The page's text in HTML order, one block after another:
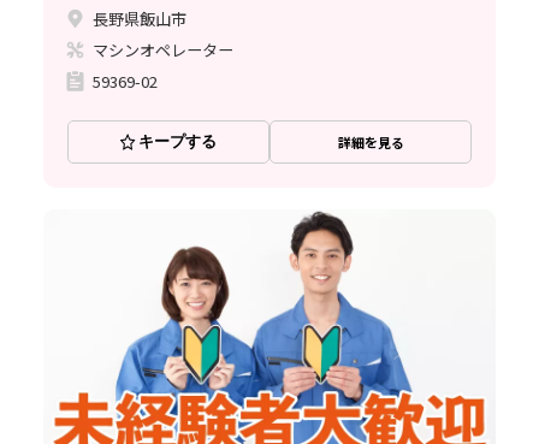
長野県飯山市
マシンオペレーター
59369-02
キープする 詳細を見る